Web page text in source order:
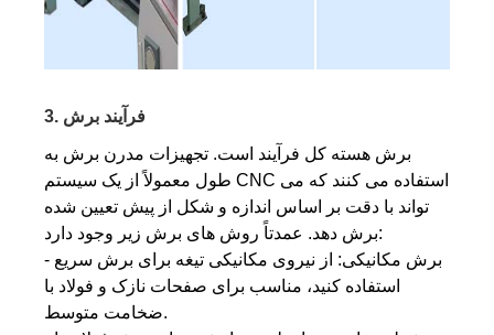
3. فرآیند برش
برش هسته کل فرآیند است. تجهیزات مدرن برش به
طول معمولاً از یک سیستم CNC استفاده می کنند که می
تواند با دقت بر اساس اندازه و شکل از پیش تعیین شده
برش دهد. عمدتاً روش های برش زیر وجود دارد:
- برش مکانیکی: از نیروی مکانیکی تیغه برای برش سریع
استفاده کنید، مناسب برای صفحات نازک و فولاد با
ضخامت متوسط.